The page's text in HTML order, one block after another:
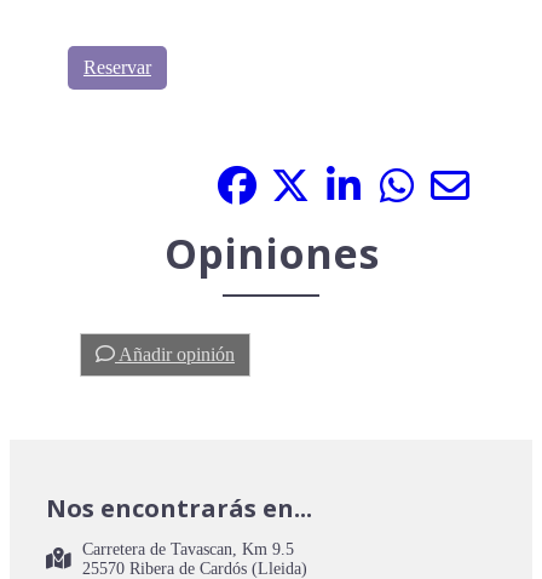
Reservar
Opiniones
Añadir opinión
Nos encontrarás en...
Carretera de Tavascan, Km 9.5
25570 Ribera de Cardós (Lleida)